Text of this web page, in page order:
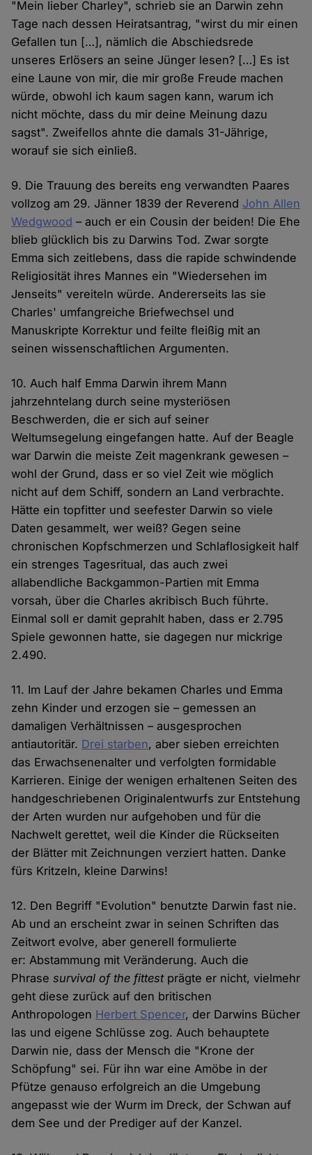
"Mein lieber Charley", schrieb sie an Darwin zehn
Tage nach dessen Heiratsantrag, "wirst du mir einen
Gefallen tun […], nämlich die Abschiedsrede
unseres Erlösers an seine Jünger lesen? […] Es ist
eine Laune von mir, die mir große Freude machen
würde, obwohl ich kaum sagen kann, warum ich
nicht möchte, dass du mir deine Meinung dazu
sagst". Zweifellos ahnte die damals 31-Jährige,
worauf sie sich einließ.
9. Die Trauung des bereits eng verwandten Paares
vollzog am 29. Jänner 1839 der Reverend John Allen
Wedgwood – auch er ein Cousin der beiden! Die Ehe
blieb glücklich bis zu Darwins Tod. Zwar sorgte
Emma sich zeitlebens, dass die rapide schwindende
Religiosität ihres Mannes ein "Wiedersehen im
Jenseits" vereiteln würde. Andererseits las sie
Charles' umfangreiche Briefwechsel und
Manuskripte Korrektur und feilte fleißig mit an
seinen wissenschaftlichen Argumenten.
10. Auch half Emma Darwin ihrem Mann
jahrzehntelang durch seine mysteriösen
Beschwerden, die er sich auf seiner
Weltumsegelung eingefangen hatte. Auf der Beagle
war Darwin die meiste Zeit magenkrank gewesen –
wohl der Grund, dass er so viel Zeit wie möglich
nicht auf dem Schiff, sondern an Land verbrachte.
Hätte ein topfitter und seefester Darwin so viele
Daten gesammelt, wer weiß? Gegen seine
chronischen Kopfschmerzen und Schlaflosigkeit half
ein strenges Tagesritual, das auch zwei
allabendliche Backgammon-Partien mit Emma
vorsah, über die Charles akribisch Buch führte.
Einmal soll er damit geprahlt haben, dass er 2.795
Spiele gewonnen hatte, sie dagegen nur mickrige
2.490.
11. Im Lauf der Jahre bekamen Charles und Emma
zehn Kinder und erzogen sie – gemessen an
damaligen Verhältnissen – ausgesprochen
antiautoritär. Drei starben, aber sieben erreichten
das Erwachsenenalter und verfolgten formidable
Karrieren. Einige der wenigen erhaltenen Seiten des
handgeschriebenen Originalentwurfs zur Entstehung
der Arten wurden nur aufgehoben und für die
Nachwelt gerettet, weil die Kinder die Rückseiten
der Blätter mit Zeichnungen verziert hatten. Danke
fürs Kritzeln, kleine Darwins!
12. Den Begriff "Evolution" benutzte Darwin fast nie.
Ab und an erscheint zwar in seinen Schriften das
Zeitwort evolve, aber generell formulierte
er: Abstammung mit Veränderung. Auch die
Phrasesurvival of the fittestprägte er nicht, vielmehr
geht diese zurück auf den britischen
Anthropologen Herbert Spencer, der Darwins Bücher
las und eigene Schlüsse zog. Auch behauptete
Darwin nie, dass der Mensch die "Krone der
Schöpfung" sei. Für ihn war eine Amöbe in der
Pfütze genauso erfolgreich an die Umgebung
angepasst wie der Wurm im Dreck, der Schwan auf
dem See und der Prediger auf der Kanzel.